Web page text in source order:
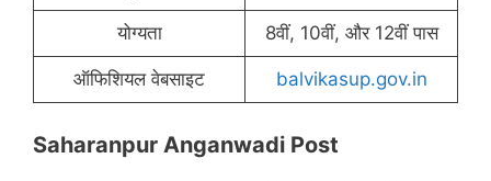
योग्यता 8वीं, 10वीं, और 12वीं पास
ऑफिशियल वेबसाइट balvikasup.gov.in
Saharanpur Anganwadi Post